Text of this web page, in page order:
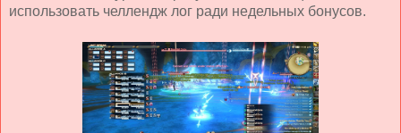
использовать челлендж лог ради недельных бонусов.